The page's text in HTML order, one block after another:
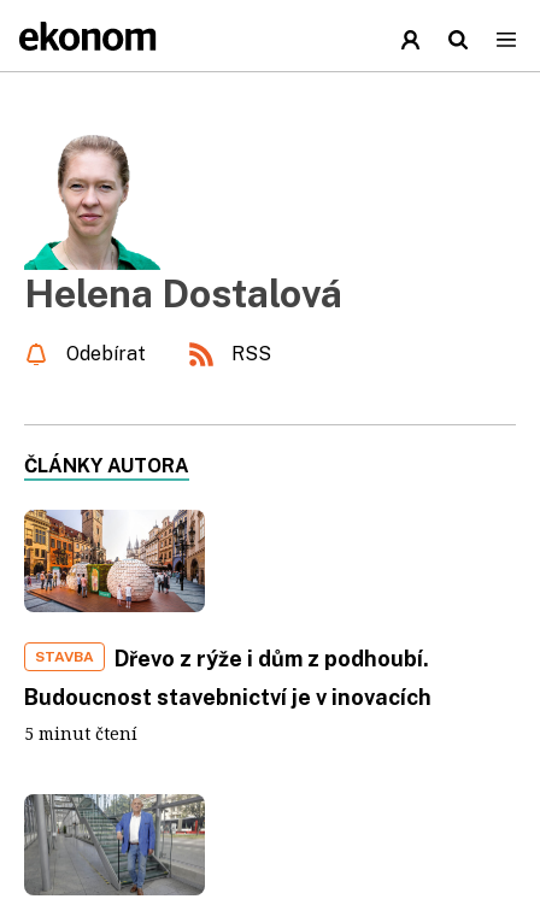
Helena Dostalová
Odebírat RSS
ČLÁNKY AUTORA
STAVBA
Dřevo z rýže i dům z podhoubí.
Budoucnost stavebnictví je v inovacích
5 minut čtení